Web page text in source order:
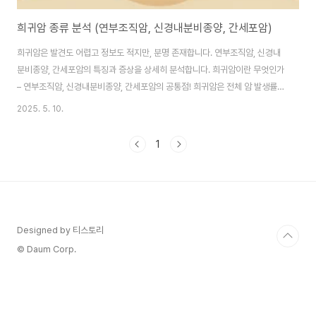
희귀암 종류 분석 (연부조직암, 신경내분비종양, 간세포암)
희귀암은 발견도 어렵고 정보도 적지만, 분명 존재합니다. 연부조직암, 신경내
분비종양, 간세포암의 특징과 증상을 상세히 분석합니다. 희귀암이란 무엇인가
– 연부조직암, 신경내분비종양, 간세포암의 공통점! 희귀암은 전체 암 발생률에
서 1% 미만을 차지하는 암을 말합니다. 국내에서는 희귀질환으로 분류되며, 의
서 위험하지 않은 것은 아닙니다. 오히려 진단이 늦어지거나 치료 시기를 놓치
2025. 5. 10.
1
Designed by 티스토리
© Daum Corp.